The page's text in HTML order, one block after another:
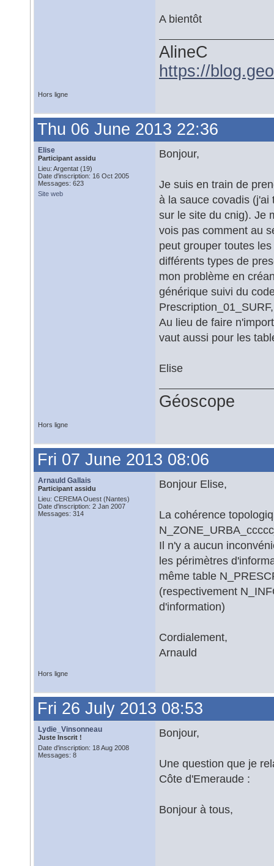
A bientôt
AlineC
https://
Hors ligne
Thu 06 June 2013 22:36
Elise
Participant assidu
Lieu: Argentat (19)
Date d'inscription: 16 Oct 2005
Messages: 623
Site web
Bonjour,
Je suis en train de
à la sauce covadis
sur le site du cnig). Je
vois pas comment au
peut grouper toutes
différents types de
mon problème en
générique suivi du
Au lieu de faire
vaut aussi pour les
Elise
Géoscope
Hors ligne
Fri 07 June 2013 08:06
Arnauld Gallais
Participant assidu
Lieu: CEREMA Ouest (Nantes)
Date d'inscription: 2 Jan 2007
Messages: 314
Bonjour Elise,
La cohérence
Il n'y a aucun
les périmètres
même table
(respectivement
d'information)
Cordialement,
Arnauld
Hors ligne
Fri 26 July 2013 08:53
Lydie_Vinsonneau
Juste Inscrit !
Date d'inscription: 18 Aug 2008
Messages: 8
Bonjour,
Une question que je
Côte d'Emeraude :
Bonjour à tous,